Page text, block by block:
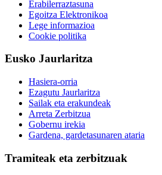
Erabilerraztasuna
Egoitza Elektronikoa
Lege informazioa
Cookie politika
Eusko Jaurlaritza
Hasiera-orria
Ezagutu Jaurlaritza
Sailak eta erakundeak
Arreta Zerbitzua
Gobernu irekia
Gardena, gardetasunaren ataria
Tramiteak eta zerbitzuak